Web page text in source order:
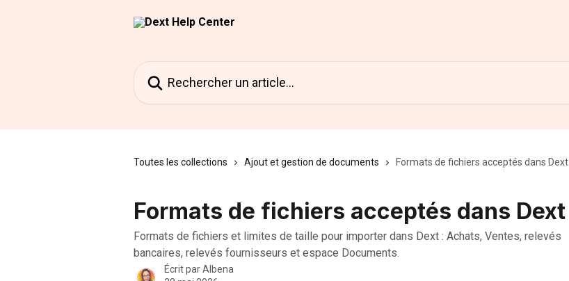
Toutes les collections Ajout et gestion de documents Formats de fichiers acceptés dans Dext
Formats de fichiers acceptés dans Dext
Formats de fichiers et limites de taille pour importer dans Dext : Achats, Ventes, relevés
bancaires, relevés fournisseurs et espace Documents.
Écrit parAlbena